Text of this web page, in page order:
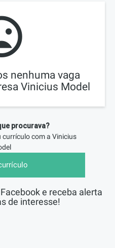
nenhuma vaga
Vinicius Model
procurava?
currículo com a Vinicius
e receba alerta
de interesse!